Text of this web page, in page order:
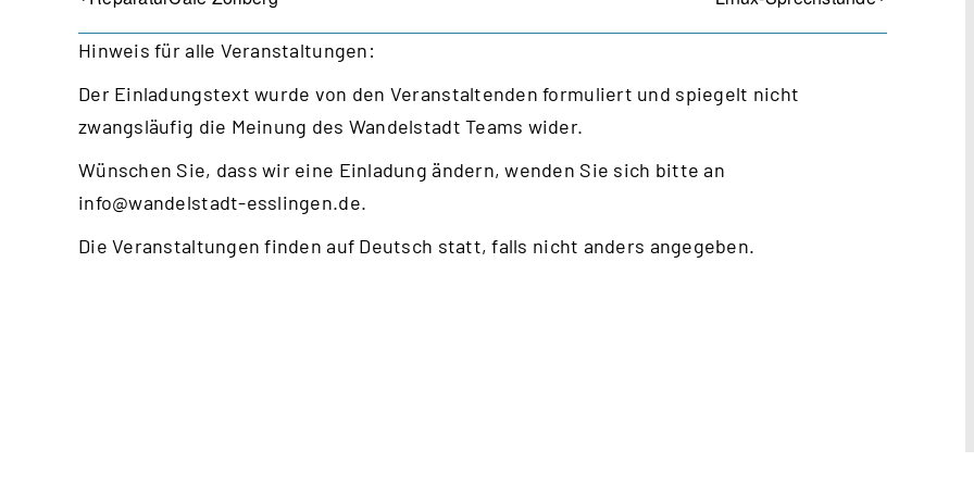
Hinweis für alle Veranstaltungen:
Der Einladungstext wurde von den Veranstaltenden formuliert und spiegelt nicht
zwangsläufig die Meinung des Wandelstadt Teams wider.
Wünschen Sie, dass wir eine Einladung ändern, wenden Sie sich bitte an
info@wandelstadt-esslingen.de.
Die Veranstaltungen finden auf Deutsch statt, falls nicht anders angegeben.